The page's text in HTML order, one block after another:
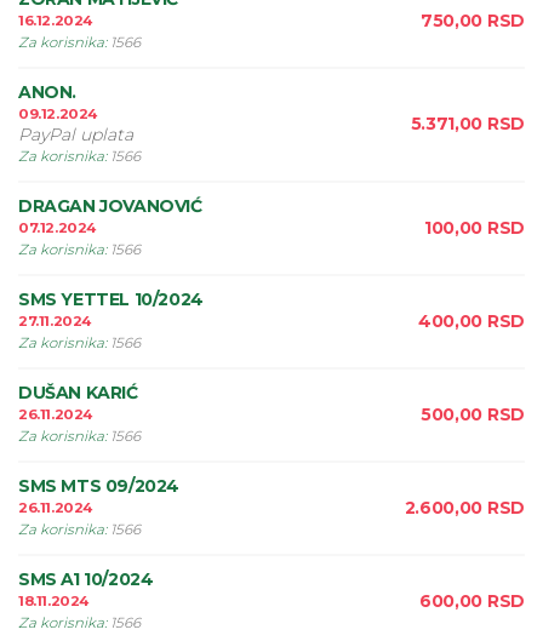
16.12.2024
Za korisnika: 1566
750,00 RSD
ANON.
09.12.2024
PayPal uplata
Za korisnika: 1566
5.371,00 RSD
DRAGAN JOVANOVIĆ
07.12.2024
Za korisnika: 1566
100,00 RSD
SMS YETTEL 10/2024
27.11.2024
Za korisnika: 1566
400,00 RSD
DUŠAN KARIĆ
26.11.2024
Za korisnika: 1566
500,00 RSD
SMS MTS 09/2024
26.11.2024
Za korisnika: 1566
2.600,00 RSD
SMS A1 10/2024
18.11.2024
Za korisnika: 1566
600,00 RSD